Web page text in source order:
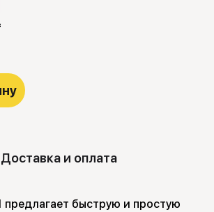
Доставка и оплата
предлагает быструю и простую